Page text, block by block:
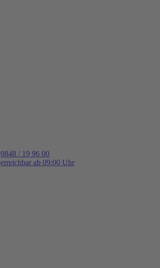
0848 / 19 96 00
erreichbar ab 09:00 Uhr